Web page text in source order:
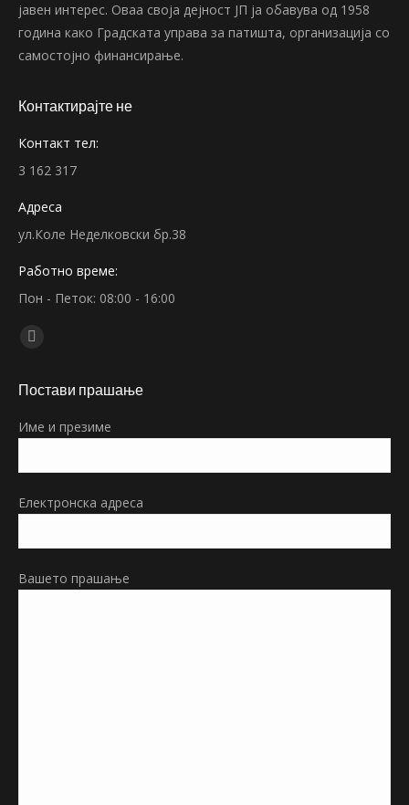
јавен интерес. Оваа своја дејност ЈП ја обавува од 1958
година како Градската управа за патишта, организација со
самостојно финансирање.
Контактирајте не
Контакт тел:
3 162 317
Адреса
ул.Коле Неделковски бр.38
Работно време:
Пон - Петок: 08:00 - 16:00
Find us on:
opens
new
Постави прашање
Име и презиме
Електронска адреса
Вашето прашање